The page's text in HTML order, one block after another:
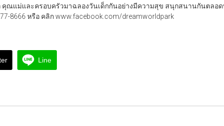
คุณแม่และครอบครัวมาฉลองวันเด็กกันอย่างมีความสุข สนุกสนานกันตลอ
8666 หรือ คลิก www.facebook.com/dreamworldpark
Line